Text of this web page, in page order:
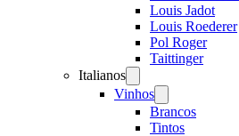
Louis Jadot
Louis Roederer
Pol Roger
Taittinger
Italianos
menu
Vinhos
menu
Brancos
Tintos